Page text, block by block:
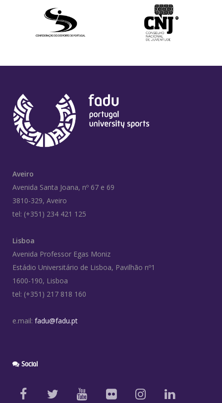
Aveiro
Avenida Santa Joana, nº 67 e 69
3810-329, Aveiro
tel: (+351) 234 421 125
Lisboa
Avenida Professor Egas Moniz
Estádio Universitário de Lisboa, Pavilhão nº1
1600-190, Lisboa
tel: (+351) 217 818 160
e.mail: fadu@fadu.pt
Social